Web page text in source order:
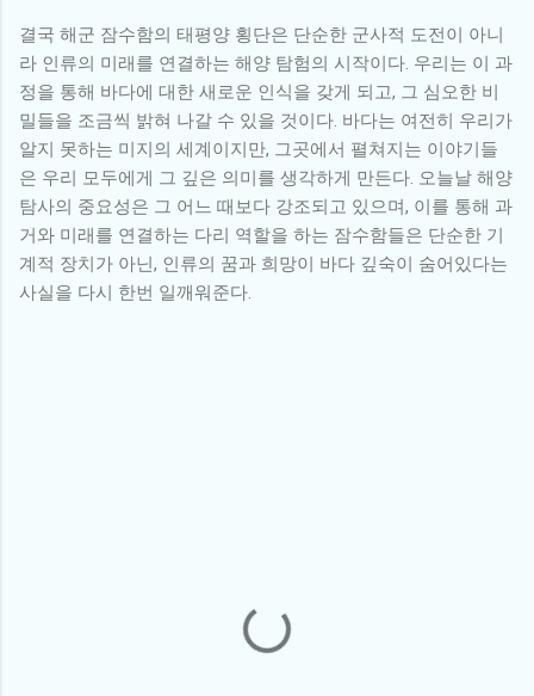
결국 해군 잠수함의 태평양 횡단은 단순한 군사적 도전이 아니
라 인류의 미래를 연결하는 해양 탐험의 시작이다. 우리는 이 과
정을 통해 바다에 대한 새로운 인식을 갖게 되고, 그 심오한 비
밀들을 조금씩 밝혀 나갈 수 있을 것이다. 바다는 여전히 우리가
알지 못하는 미지의 세계이지만, 그곳에서 펼쳐지는 이야기들
은 우리 모두에게 그 깊은 의미를 생각하게 만든다. 오늘날 해양
탐사의 중요성은 그 어느 때보다 강조되고 있으며, 이를 통해 과
거와 미래를 연결하는 다리 역할을 하는 잠수함들은 단순한 기
계적 장치가 아닌, 인류의 꿈과 희망이 바다 깊숙이 숨어있다는
사실을 다시 한번 일깨워준다.